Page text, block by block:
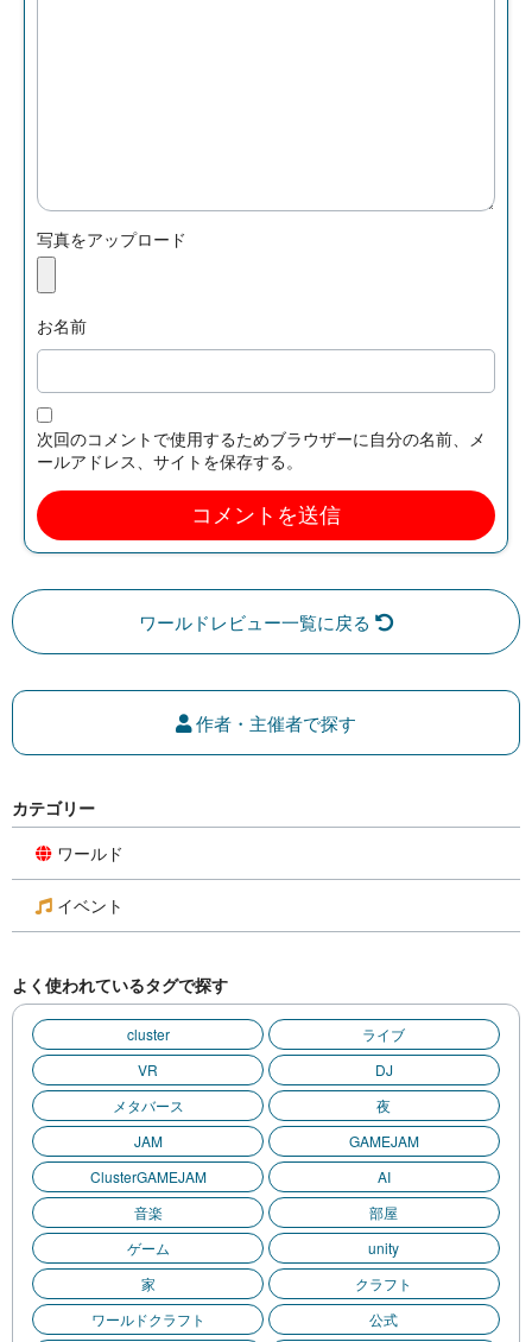
写真をアップロード
お名前
次回のコメントで使用するためブラウザーに自分の名前、メ
ールアドレス、サイトを保存する。
ワールドレビュー一覧に戻る
作者・主催者で探す
カテゴリー
ワールド
イベント
よく使われているタグで探す
cluster
ライブ
VR
DJ
メタバース
夜
JAM
GAMEJAM
ClusterGAMEJAM
AI
音楽
部屋
ゲーム
unity
家
クラフト
ワールドクラフト
公式